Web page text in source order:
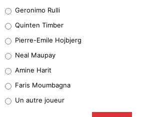
32%
5%
1%
9%
Geronimo Rulli
Quinten Timber
Pierre-Emile Hojbjerg
Neal Maupay
Amine Harit
Faris Moumbagna
Un autre joueur